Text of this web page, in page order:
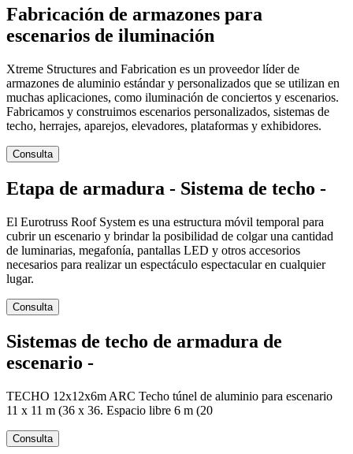
Fabricación de armazones para
escenarios de iluminación
Xtreme Structures and Fabrication es un proveedor líder de
armazones de aluminio estándar y personalizados que se utilizan en
muchas aplicaciones, como iluminación de conciertos y escenarios.
Fabricamos y construimos escenarios personalizados, sistemas de
techo, herrajes, aparejos, elevadores, plataformas y exhibidores.
Consulta
Etapa de armadura - Sistema de techo -
El Eurotruss Roof System es una estructura móvil temporal para
cubrir un escenario y brindar la posibilidad de colgar una cantidad
de luminarias, megafonía, pantallas LED y otros accesorios
necesarios para realizar un espectáculo espectacular en cualquier
lugar.
Consulta
Sistemas de techo de armadura de
escenario -
TECHO 12x12x6m ARC Techo túnel de aluminio para escenario
11 x 11 m (36 x 36. Espacio libre 6 m (20
Consulta